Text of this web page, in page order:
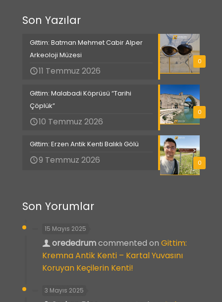
Son Yazılar
0
Gittim: Batman Mehmet Cabir Alper
Arkeoloji Müzesi
11 Temmuz 2026
0
Gittim: Malabadi Köprüsü “Tarihi
Çöplük”
10 Temmuz 2026
0
Gittim: Erzen Antik Kenti Balıklı Gölü
9 Temmuz 2026
Son Yorumlar
15 Mayıs 2025
orededrumcommented on Gittim:
Kremna Antik Kenti – Kartal Yuvasını
Koruyan Keçilerin Kenti!
3 Mayıs 2025